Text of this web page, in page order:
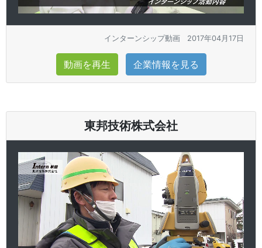
インターンシップ動画 2017年04月17日
動画を再生 企業情報を見る
東邦技術株式会社